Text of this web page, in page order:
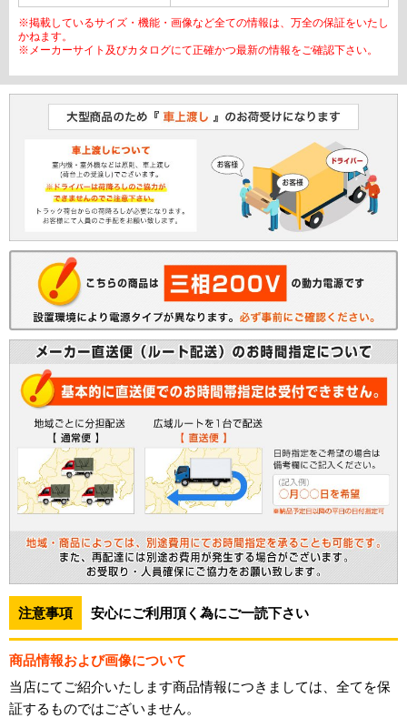
※掲載しているサイズ・機能・画像など全ての情報は、万全の保証をいたし
かねます。
※メーカーサイト及びカタログにて正確かつ最新の情報をご確認下さい。
注意事項 安心にご利用頂く為にご一読下さい
商品情報および画像について
当店にてご紹介いたします商品情報につきましては、全てを保
証するものではございません。